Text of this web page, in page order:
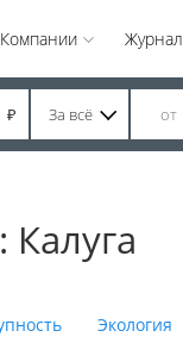
Компании Журнал
₽ За всё
Экология